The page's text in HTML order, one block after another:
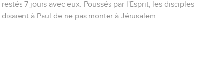
restés 7 jours avec eux. Poussés par l'Esprit, les disciples
disaient à Paul de ne pas monter à Jérusalem